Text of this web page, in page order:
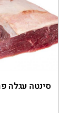
סינטה עגלה